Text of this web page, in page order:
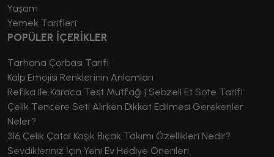
Yaşam
Yemek Tarifleri
POPÜLER İÇERİKLER
Tarhana Çorbası Tarifi
Kalp Emojisi Renklerinin Anlamları
Refika ile Karaca Test Mutfağı | Sebzeli Et Sote Tarifi
Çelik Tencere Seti Alırken Dikkat Edilmesi Gerekenler
Neler?
316 Çelik Çatal Kaşık Bıçak Takımı Özellikleri Nedir?
Sevdikleriniz İçin Yeni Ev Hediye Önerileri